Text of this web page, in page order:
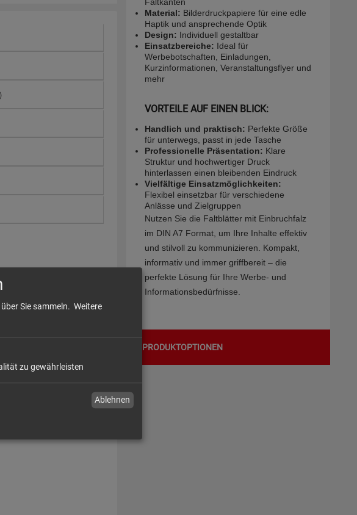
Faltkanten
Material: Bilderdruckpapiere für eine edle
Haptik und ansprechende Optik
Design: Individuell gestaltbar
Einsatzbereiche: Ideal für
Werbebotschaften, Einladungen,
Kurzinformationen, Veranstaltungsflyer und
mehr
VORTEILE AUF EINEN BLICK:
Handlich und praktisch: Perfekte Größe
für unterwegs, passt in jede Tasche
Professionelle Präsentation: Klare
Struktur und hochwertiger Druck
hinterlassen einen bleibenden Eindruck
Vielfältige Einsatzmöglichkeiten:
Flexibel einsetzbar für verschiedene
Anlässe und Zielgruppen
Nutzen Sie die Faltblätter mit Einbruchfalz
im DIN A7 Format, um Ihre Inhalte effektiv
und stilvoll zu kommunizieren. Kompakt,
informativ und immer griffbereit – die
perfekte Lösung für Ihre Werbe- und
Informationsbedürfnisse.
PRODUKTOPTIONEN
Sie sammeln. Weitere
zu gewährleisten
Ablehnen